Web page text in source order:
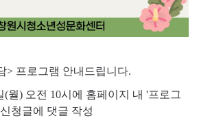
> 프로그램 안내드립니다.
(월) 오전 10시에 홈페이지 내 '프로그
청글에 댓글 작성